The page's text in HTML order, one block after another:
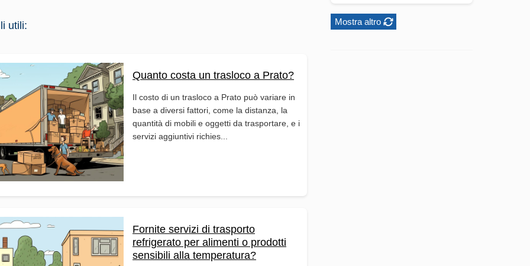
Mostra altro
utili:
Quanto costa un trasloco a Prato?
Il costo di un trasloco a Prato può variare in
base a diversi fattori, come la distanza, la
quantità di mobili e oggetti da trasportare, e i
servizi aggiuntivi richies...
Fornite servizi di trasporto
refrigerato per alimenti o prodotti
sensibili alla temperatura?